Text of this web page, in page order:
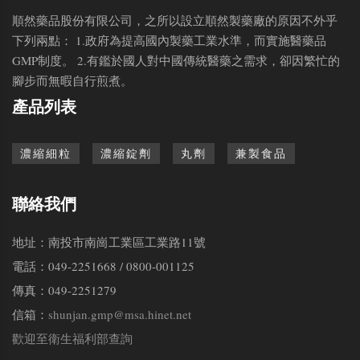
順然藥品股份有限公司，之所以設立順然製藥廠的原因不外乎
下列兩點： 1.政府為提高國內製藥工業水準，而實施醫藥品
GMP制度。 2.有鑑於國人對中國傳統醫藥之需求，卻因繁忙的
腳步而無暇自行煎煮。
產品列表
濃縮細粒 濃縮錠劑 丸劑 兼製食品
聯絡我們
地址：南投市南崗工業區工業路11號
電話：049-2251668 / 0800-001125
傳真：049-2251279
信箱： shunjan.gmp@msa.hinet.net
歡迎至衛生福利部查詢